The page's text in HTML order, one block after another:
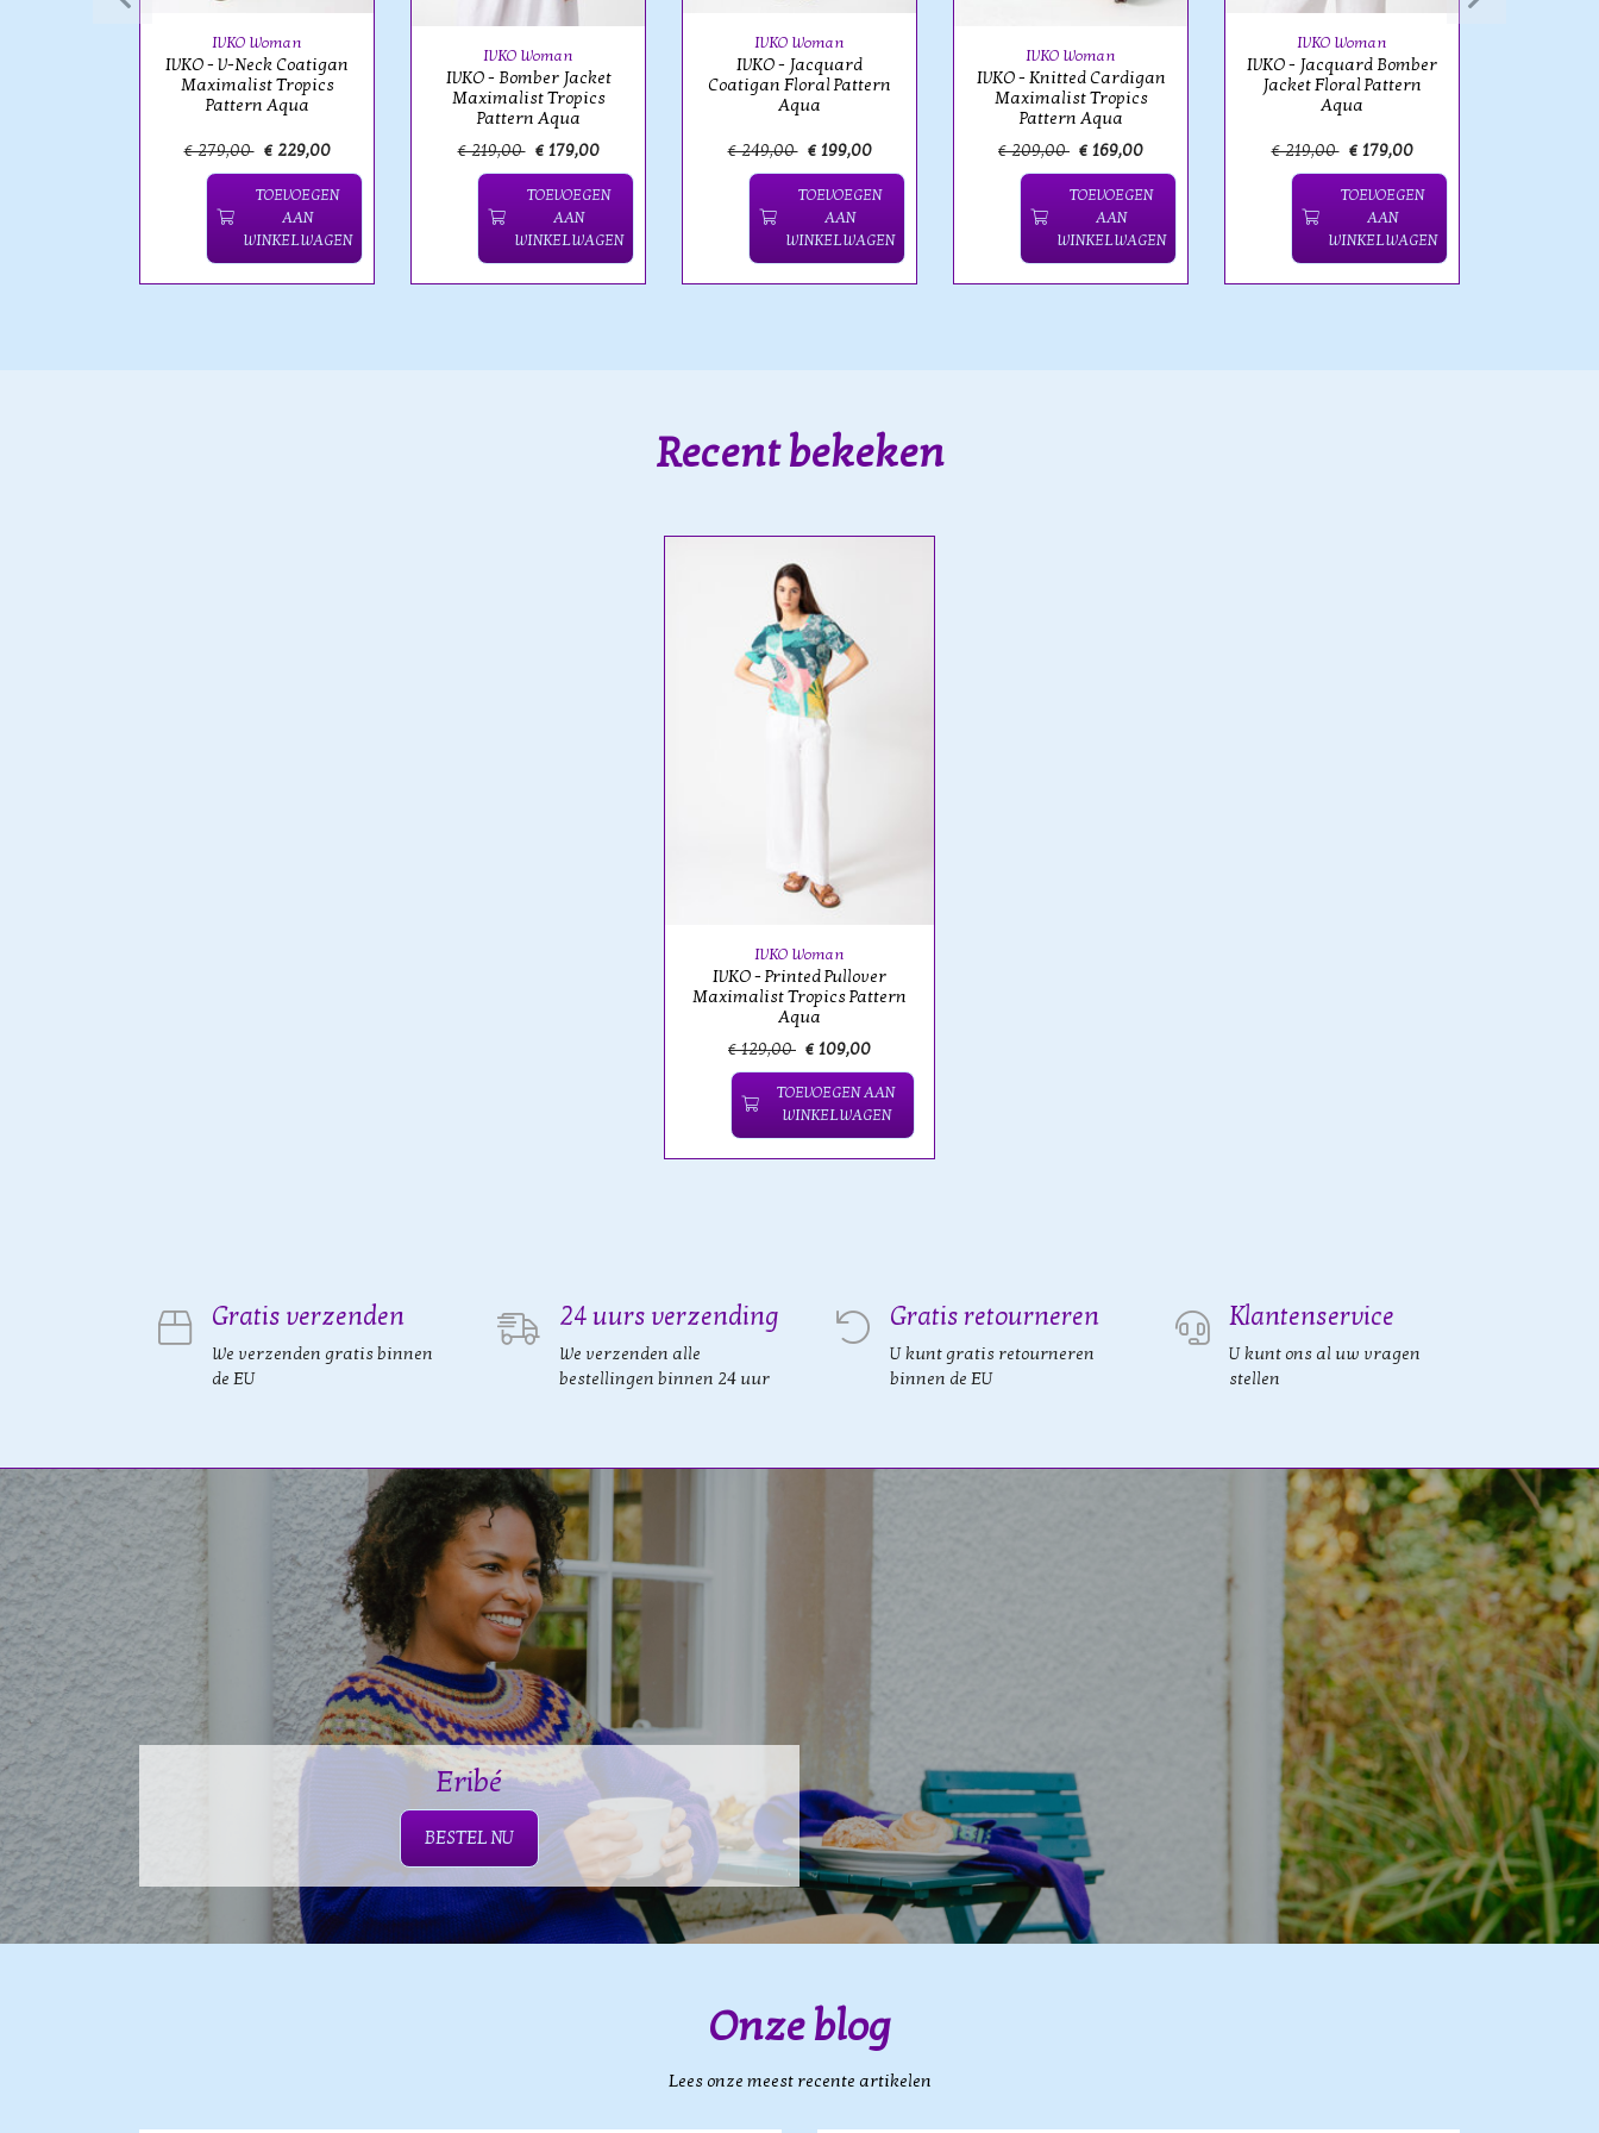
IVKO Woman
IVKO - V-Neck Coatigan
Maximalist Tropics
Pattern Aqua
€ 279,00 € 229,00
TOEVOEGEN
AAN
WINKELWAGEN
IVKO Woman
IVKO - Bomber Jacket
Maximalist Tropics
Pattern Aqua
€ 219,00 € 179,00
TOEVOEGEN
AAN
WINKELWAGEN
IVKO Woman
IVKO - Jacquard
Coatigan Floral Pattern
Aqua
€ 249,00 € 199,00
TOEVOEGEN
AAN
WINKELWAGEN
IVKO Woman
IVKO - Knitted Cardigan
Maximalist Tropics
Pattern Aqua
€ 209,00 € 169,00
TOEVOEGEN
AAN
WINKELWAGEN
IVKO Woman
IVKO - Jacquard Bomber
Jacket Floral Pattern
Aqua
€ 219,00 € 179,00
TOEVOEGEN
AAN
WINKELWAGEN
Recent bekeken
IVKO Woman
IVKO - Printed Pullover
Maximalist Tropics Pattern
Aqua
€ 129,00 € 109,00
TOEVOEGEN AAN
WINKELWAGEN
Gratis verzenden
We verzenden gratis binnen
de EU
24 uurs verzending
We verzenden alle
bestellingen binnen 24 uur
Gratis retourneren
U kunt gratis retourneren
binnen de EU
Klantenservice
U kunt ons al uw vragen
stellen
Eribé
BESTEL NU
Onze blog
Lees onze meest recente artikelen